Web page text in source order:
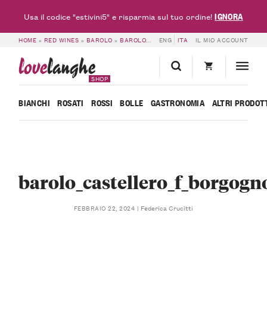
HOME » RED WINES » BAROLO »BAROLO DOCG CASTELLERO 2021 – F. BORGOGNO ENG ITA IL MIO ACCOUNT
lovelanghe
SHOP
BIANCHI ROSATI ROSSI BOLLE GASTRONOMIA ALTRI
FEBBRAIO 22, 2024 Federica Crucitti
Usa il codice "estivini5" e risparmia sul tuo ordine!IGNORA